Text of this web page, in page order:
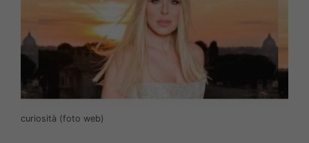
curiosità (foto web)